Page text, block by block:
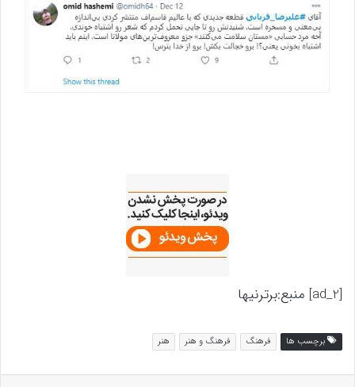
[ad_2] منبع:برترنیها
برچسب ها فرهنگ فرهنگ و هنر هنر